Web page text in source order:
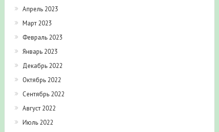
Апрель 2023
Март 2023
Февраль 2023
Январь 2023
Декабрь 2022
Октябрь 2022
Сентябрь 2022
Август 2022
Июль 2022